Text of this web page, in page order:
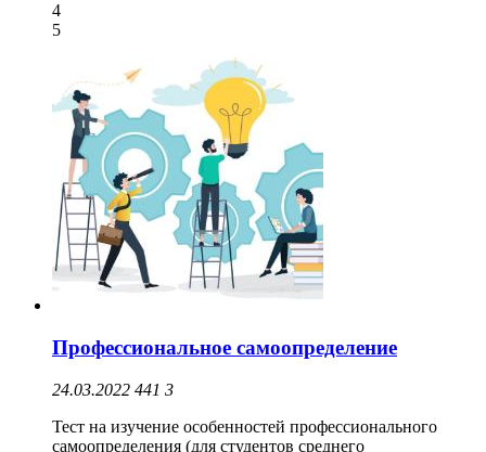
4
5
Профессиональное самоопределение
24.03.2022 441 3
Тест на изучение особенностей профессионального
самоопределения (для студентов среднего